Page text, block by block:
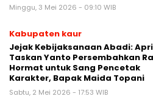
Minggu, 3 Mei 2026 - 09:10 WIB
Kabupaten kaur
Jejak Kebijaksanaan Abadi:
Taskan Yanto Persembahkan
Hormat untuk Sang Pencetak
Karakter, Bapak Maida Topani
Sabtu, 2 Mei 2026 - 17:53 WIB